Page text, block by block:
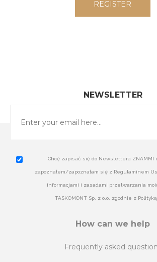
NEWSLETTER
Chcę zapisać się do Newslettera ZNAMMI i
zapoznałem/zapoznałam się z Regulaminem
informacjami i zasadami przetwarzania
TASKOMONT Sp. z o.o. zgodnie z
How can we help
Frequently asked